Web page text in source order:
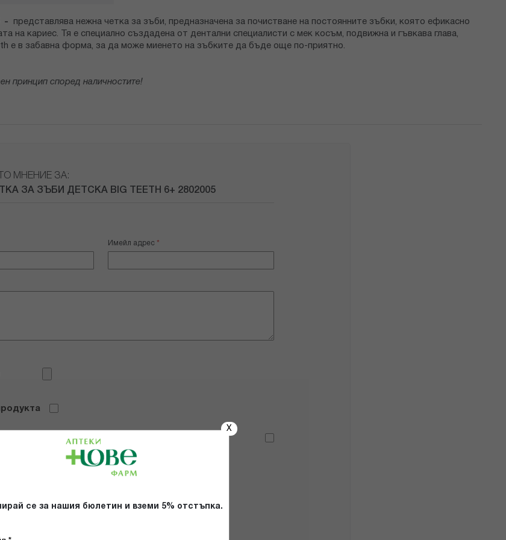
X
се за нашия бюлетин и вземи 5% отстъпка.
-
представлява нежна четка за зъби, предназначена за почистване на постоянните зъбки, която ефикасно
на кариес. Тя е специално създадена от дентални специалисти с мек косъм, подвижна и гъвкава глава,
е в забавна форма, за да може миенето на зъбките да бъде още по-приятно.
принцип според наличностите!
МНЕНИЕ ЗА:
ЗА ЗЪБИ ДЕТСКА BIG TEETH 6+ 2802005
Имейл адрес
с
Общите условия и политиката за